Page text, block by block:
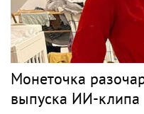
Монеточка
выпуска ИИ-клипа